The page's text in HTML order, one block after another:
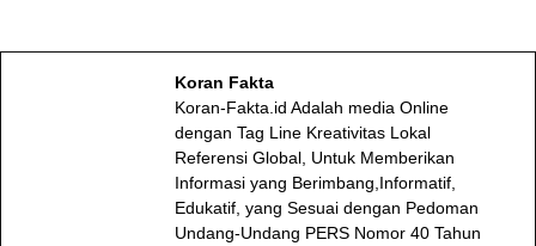
Koran Fakta
Koran-Fakta.id Adalah media Online
dengan Tag Line Kreativitas Lokal
Referensi Global, Untuk Memberikan
Informasi yang Berimbang,Informatif,
Edukatif, yang Sesuai dengan Pedoman
Undang-Undang PERS Nomor 40 Tahun